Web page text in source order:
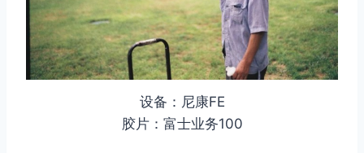
设备：尼康FE
胶片：富士业务100